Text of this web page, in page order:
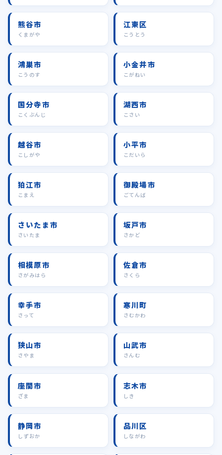
熊谷市
くまがや
江東区
こうとう
鴻巣市
こうのす
小金井市
こがねい
国分寺市
こくぶんじ
湖西市
こさい
越谷市
こしがや
小平市
こだいら
狛江市
こまえ
御殿場市
ごてんば
さいたま市
さいたま
坂戸市
さかど
相模原市
さがみはら
佐倉市
さくら
幸手市
さって
寒川町
さむかわ
狭山市
さやま
山武市
さんむ
座間市
ざま
志木市
しき
静岡市
しずおか
品川区
しながわ